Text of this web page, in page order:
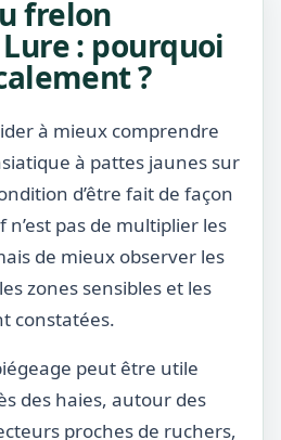
frelon
: pourquoi
?
à mieux comprendre
à pattes jaunes sur
d’être fait de façon
n’est pas de multiplier les
de mieux observer les
zones sensibles et les
constatées.
peut être utile
des haies, autour des
proches de ruchers,